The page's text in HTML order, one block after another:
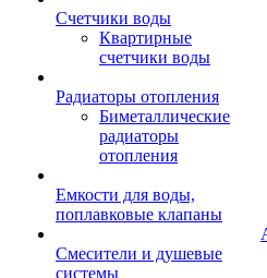
Счетчики воды
Квартирные
счетчики воды
Радиаторы отопления
Биметаллические
радиаторы
отопления
Емкости для воды,
поплавковые клапаны
Смесители и душевые
системы